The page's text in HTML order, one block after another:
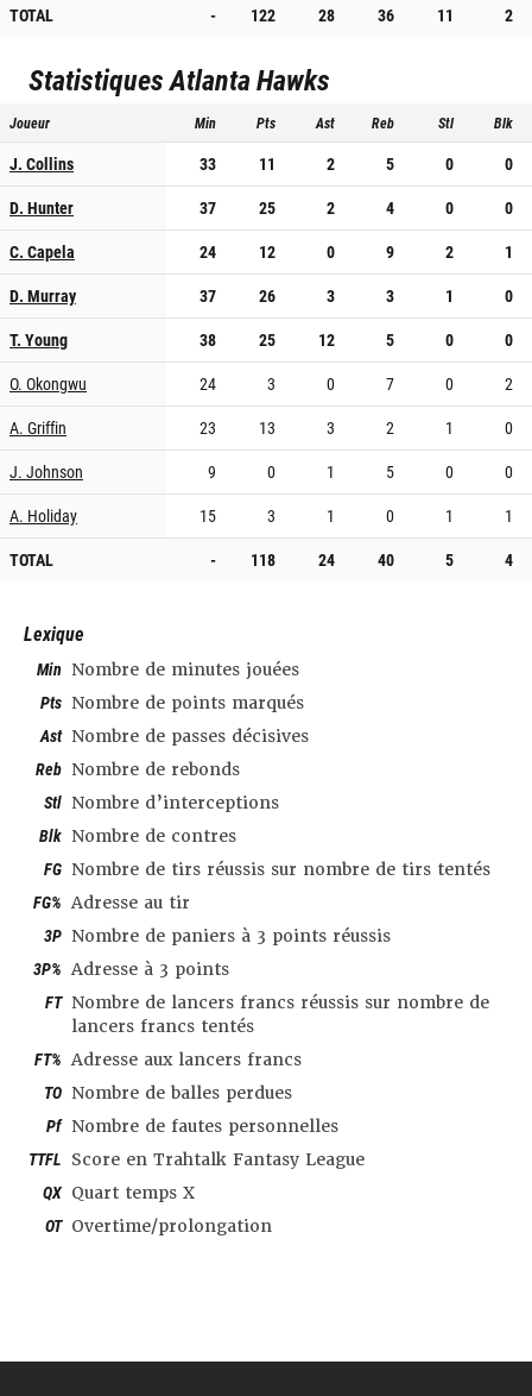
TOTAL
- 122 28 36 11 2
StatistiquesAtlanta Hawks
Joueur Min Pts Ast Reb Stl Blk
J. Collins 33 11 2 5 0
0
D. Hunter
37 25 2 4 0
0
C. Capela
24 12 0 9 2
1
D. Murray
37 26 3 3 1
0
T. Young
38 25 12 5 0
0
O. Okongwu
24 3 0 7 0
2
A. Griffin
23 13 3 2 1
0
J. Johnson
9 0 1 5 0
0
A. Holiday
15 3 1 0 1
1
TOTAL
- 118 24 40 5 4
Lexique
Min Nombre de minutes jouées
Pts Nombre de points marqués
Ast Nombre de passes décisives
Reb Nombre de rebonds
Stl Nombre d’interceptions
Blk Nombre de contres
FG Nombre de tirs réussis sur nombre de tirs tentés
FG% Adresse au tir
3P Nombre de paniers à 3 points réussis
3P% Adresse à 3 points
FT Nombre de lancers francs réussis sur nombre de
lancers francs tentés
FT% Adresse aux lancers francs
TO Nombre de balles perdues
Pf Nombre de fautes personnelles
TTFL Score en Trahtalk Fantasy League
QX Quart temps X
OT Overtime/prolongation